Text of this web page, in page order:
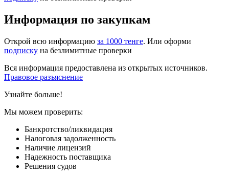
Информация по закупкам
Открой всю информацию за 1000 тенге. Или оформи
подписку на безлимитные проверки
Вся информация предоставлена из открытых источников.
Правовое разъяснение
Узнайте больше!
Мы можем проверить:
Банкротство/ликвидация
Налоговая задолженность
Наличие лицензий
Надежность поставщика
Решения судов